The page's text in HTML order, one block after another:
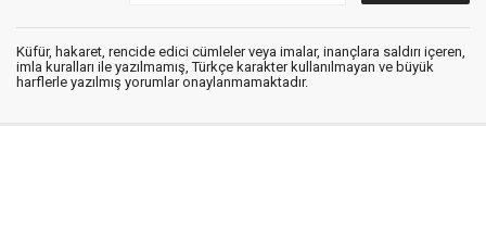
Küfür, hakaret, rencide edici cümleler veya imalar, inançlara saldırı içeren,
imla kuralları ile yazılmamış, Türkçe karakter kullanılmayan ve büyük
harflerle yazılmış yorumlar onaylanmamaktadır.